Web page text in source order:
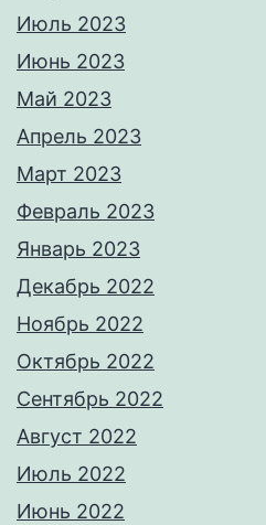
Июль 2023
Июнь 2023
Май 2023
Апрель 2023
Март 2023
Февраль 2023
Январь 2023
Декабрь 2022
Ноябрь 2022
Октябрь 2022
Сентябрь 2022
Август 2022
Июль 2022
Июнь 2022